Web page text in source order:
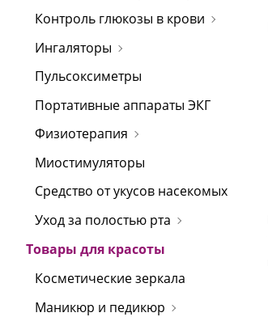
Контроль глюкозы в крови
Ингаляторы
Пульсоксиметры
Портативные аппараты ЭКГ
Физиотерапия
Миостимуляторы
Средство от укусов насекомых
Уход за полостью рта
Товары для красоты
Косметические зеркала
Маникюр и педикюр